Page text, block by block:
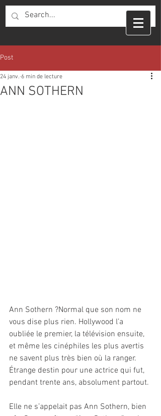
Post
ANN SOTHERN
24 janv. 6 min de lecture
Ann Sothern ?Normal que son nom ne
vous dise plus rien. Hollywood l’a
oubliée le premier, la télévision ensuite,
et même les cinéphiles les plus avertis
ne savent plus très bien où la ranger.
Étrange destin pour une actrice qui fut,
pendant trente ans, absolument partout.
Elle ne s’appelait pas Ann Sothern, bien